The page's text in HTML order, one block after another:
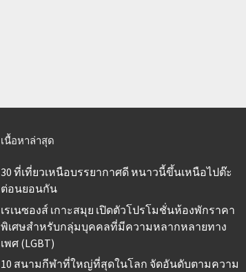
เนื้อหาล่าสุด
30 ที่เที่ยวเหนือบรรยากาศดี หนาวนี้ขึ้นเหนือไปต๊ะ
ต่อนยอนกัน
เรเนซองส์ เกาะสมุย เปิดตัวโปรโมชั่นห้องพักราคา
พิเศษสำหรับกลุ่มบุคคลที่มีความหลากหลายทาง
เพศ (LGBT)
10 สนามกีฬาที่ใหญ่ที่สุดในโลก จัดอันดับตามความ